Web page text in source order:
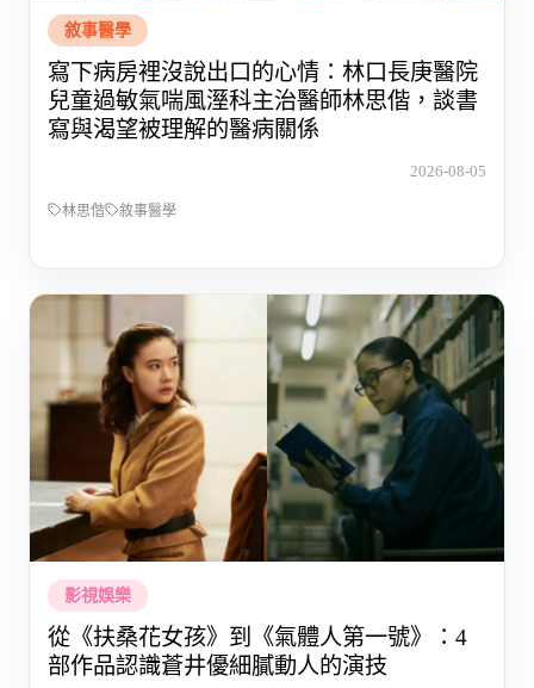
敘事醫學
寫下病房裡沒說出口的心情：林口長庚醫院
兒童過敏氣喘風溼科主治醫師林思偕，談書
寫與渴望被理解的醫病關係
2026-08-05
林思偕 敘事醫學
影視娛樂
從《扶桑花女孩》到《氣體人第一號》：4
部作品認識蒼井優細膩動人的演技